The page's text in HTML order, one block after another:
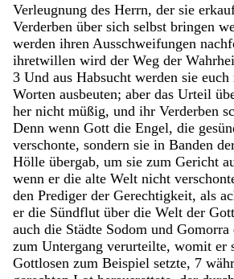
Verleugnung des Herrn, der sie
Verderben über sich selbst bringen
werden ihren Ausschweifungen
ihretwillen wird der Weg der
3 Und aus Habsucht werden sie euch
Worten ausbeuten; aber das Urteil
her nicht müßig, und ihr Verderben
Denn wenn Gott die Engel, die
verschonte, sondern sie in Banden
Hölle übergab, um sie zum Gericht
wenn er die alte Welt nicht
den Prediger der Gerechtigkeit, als
er die Sündflut über die Welt der
auch die Städte Sodom und Gomorra
zum Untergang verurteilte, womit er
Gottlosen zum Beispiel setzte, 7